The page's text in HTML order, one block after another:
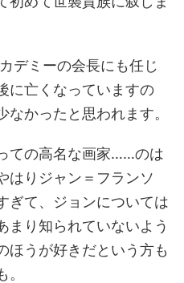
デミーの会長にも任じ
に亡くなっていますの
かったと思われます。
ての高名な画家……のは
はりジャン＝フランソ
ぎて、ジョンについては
まり知られていないよう
ほうが好きだという方も